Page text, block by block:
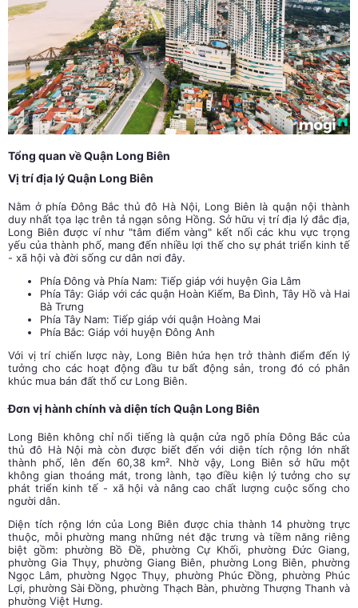
Tổng quan về Quận Long Biên
Vị trí địa lý Quận Long Biên
Nằm ở phía Đông Bắc thủ đô Hà Nội, Long Biên là quận nội thành
duy nhất tọa lạc trên tả ngạn sông Hồng. Sở hữu vị trí địa lý đắc địa,
Long Biên được ví như "tâm điểm vàng" kết nối các khu vực trọng
yếu của thành phố, mang đến nhiều lợi thế cho sự phát triển kinh tế
- xã hội và đời sống cư dân nơi đây.
Phía Đông và Phía Nam: Tiếp giáp với huyện Gia Lâm
Phía Tây: Giáp với các quận Hoàn Kiếm, Ba Đình, Tây Hồ và Hai
Bà Trưng
Phía Tây Nam: Tiếp giáp với quận Hoàng Mai
Phía Bắc: Giáp với huyện Đông Anh
Với vị trí chiến lược này, Long Biên hứa hẹn trở thành điểm đến lý
tưởng cho các hoạt động đầu tư bất động sản, trong đó có phân
khúc mua bán đất thổ cư Long Biên.
Đơn vị hành chính và diện tích Quận Long Biên
Long Biên không chỉ nổi tiếng là quận cửa ngõ phía Đông Bắc của
thủ đô Hà Nội mà còn được biết đến với diện tích rộng lớn nhất
thành phố, lên đến 60,38 km². Nhờ vậy, Long Biên sở hữu một
không gian thoáng mát, trong lành, tạo điều kiện lý tưởng cho sự
phát triển kinh tế - xã hội và nâng cao chất lượng cuộc sống cho
người dân.
Diện tích rộng lớn của Long Biên được chia thành 14 phường trực
thuộc, mỗi phường mang những nét đặc trưng và tiềm năng riêng
biệt gồm: phường Bồ Đề, phường Cự Khối, phường Đức Giang,
phường Gia Thụy, phường Giang Biên, phường Long Biên, phường
Ngọc Lâm, phường Ngọc Thụy, phường Phúc Đồng, phường Phúc
Lợi, phường Sài Đồng, phường Thạch Bàn, phường Thượng Thanh và
phường Việt Hưng.